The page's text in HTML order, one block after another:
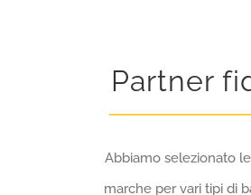
Partner
Abbiamo selezionato
marche per vari tipi di